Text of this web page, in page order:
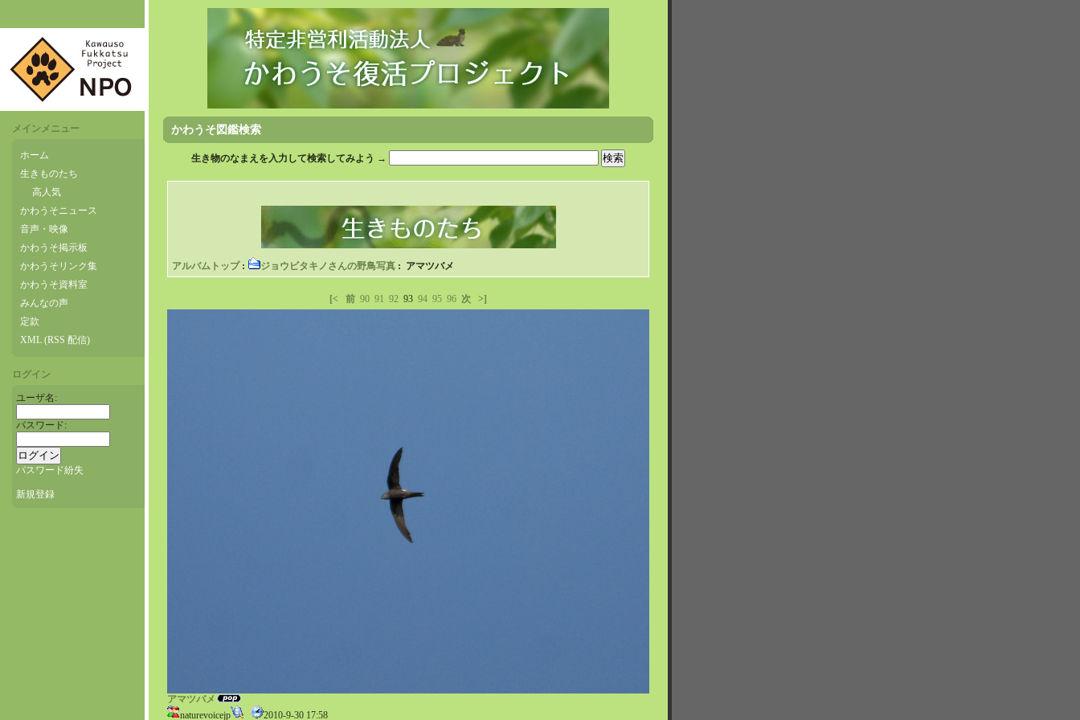
メインメニュー
ホーム
生きものたち
高人気
かわうそニュース
音声・映像
かわうそ掲示板
かわうそリンク集
かわうそ資料室
みんなの声
定款
XML (RSS 配信)
ログイン
ユーザ名:
パスワード:
パスワード紛失
新規登録
かわうそ図鑑検索
生き物のなまえを入力して検索してみよう →
アルバムトップ: ジョウビタキノさんの野鳥写真 : アマツバメ
[< 前 90 91 92 93 94 95 96 次 >]
アマツバメ
naturevoicejp
2010-9-30 17:58